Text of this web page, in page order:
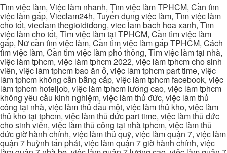
Tìm việc làm, Việc làm nhanh, Tìm việc làm TPHCM, Cần tìm
việc làm gấp, Vieclam24h, Tuyển dụng việc làm, Tìm việc làm
cho tốt, vieclam thegioididong, viec lam bach hoa xanh, Tìm
việc làm cho tốt, Tìm việc làm tại TPHCM, Cần tìm việc làm
gấp, Nữ cần tìm việc làm, Cần tìm việc làm gấp TPHCM, Cách
tìm việc làm, Cần tìm việc làm phổ thông, Tìm việc làm tại nhà,
việc làm tphcm, việc làm tphcm 2022, việc làm tphcm cho sinh
viên, việc làm tphcm bao ăn ở, việc làm tphcm part time, việc
làm tphcm không cần bằng cấp, việc làm tphcm facebook, việc
làm tphcm hoteljob, việc làm tphcm lương cao, việc làm tphcm
không yêu cầu kinh nghiệm, việc làm thủ đức, việc làm thủ
công tại nhà, việc làm thủ dầu một, việc làm thủ kho, việc làm
thủ kho tại tphcm, việc làm thủ đức part time, việc làm thủ đức
cho sinh viên, việc làm thủ công tại nhà tphcm, việc làm thủ
đức giờ hành chính, việc làm thủ quỹ, việc làm quận 7, việc làm
quận 7 huỳnh tấn phát, việc làm quận 7 giờ hành chính, việc